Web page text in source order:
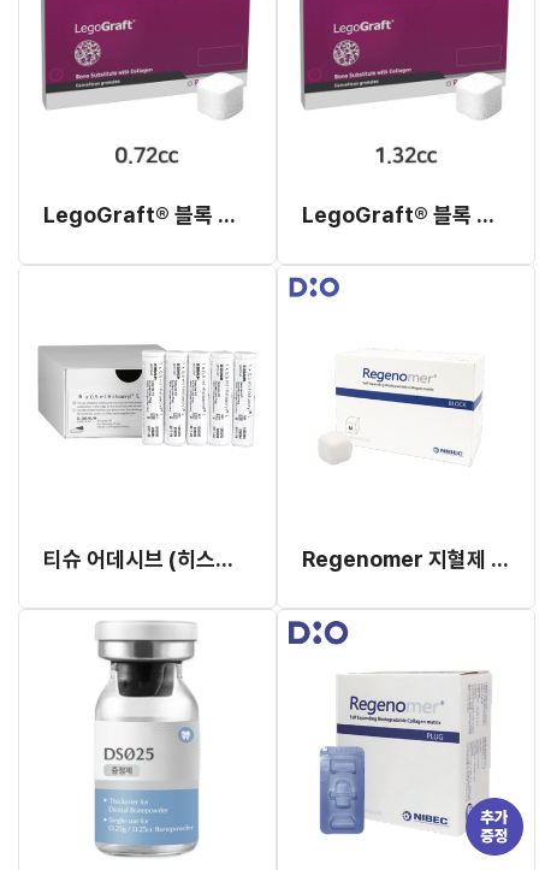
LegoGraft® 블록 타입 0.72cc LegoGraft® 블록 타입 1.32cc
티슈 어데시브 (히스토아크릴)(#1050060) Regenomer 지혈제 Block